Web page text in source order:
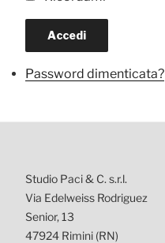
Accedi
Password dimenticata?
Studio Paci & C. s.r.l.
Via Edelweiss Rodriguez
Senior, 13
47924 Rimini (RN)